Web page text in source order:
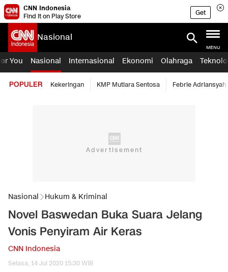
CNN Indonesia
Find it on Play Store
Get
Nasional
MENU
You Nasional Internasional Ekonomi Olahraga
POPULER Kekeringan KMP Mutiara Sentosa Febrie Adriansyah
Nasional Hukum & Kriminal
Novel Baswedan Buka Suara Jelang
Vonis Penyiram Air Keras
CNN Indonesia
Selasa, 14 Jul 2020 15:30 WIB